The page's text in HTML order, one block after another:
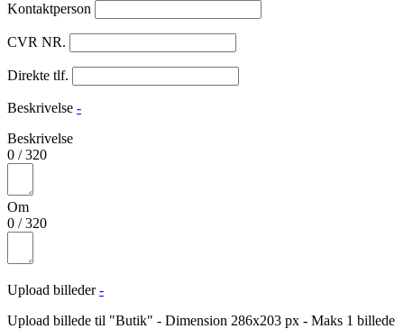
Kontaktperson
CVR NR.
Direkte tlf.
Beskrivelse -
Beskrivelse
0 /320
Om
0 /320
Upload billeder -
Upload billede til "Butik" - Dimension 286x203 px - Maks 1 billede